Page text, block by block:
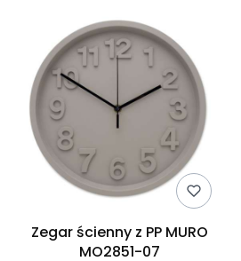
Zegar ścienny z PP MURO
MO2851-07